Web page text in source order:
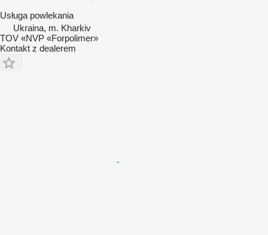
Usługa powlekania
Ukraina, m. Kharkiv
TOV «NVP «Forpolimer»
Kontakt z dealerem